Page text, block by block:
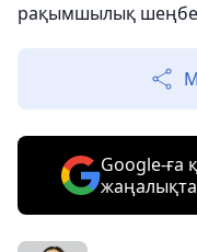
рақымшылық
Google-ға